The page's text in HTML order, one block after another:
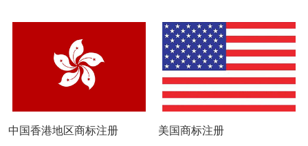
中国香港地区商标注册 美国商标注册